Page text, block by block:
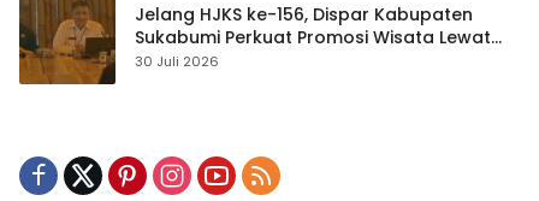
Jelang HJKS ke-156, Dispar Kabupaten
Sukabumi Perkuat Promosi Wisata Lewat
Publikasi Digital
30 Juli 2026